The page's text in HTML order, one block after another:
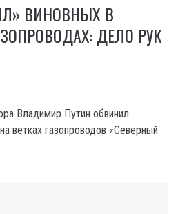
ВИНОВНЫХ В
ДЕЛО РУК
Владимир Путин обвинил
ветках газопроводов «Северный